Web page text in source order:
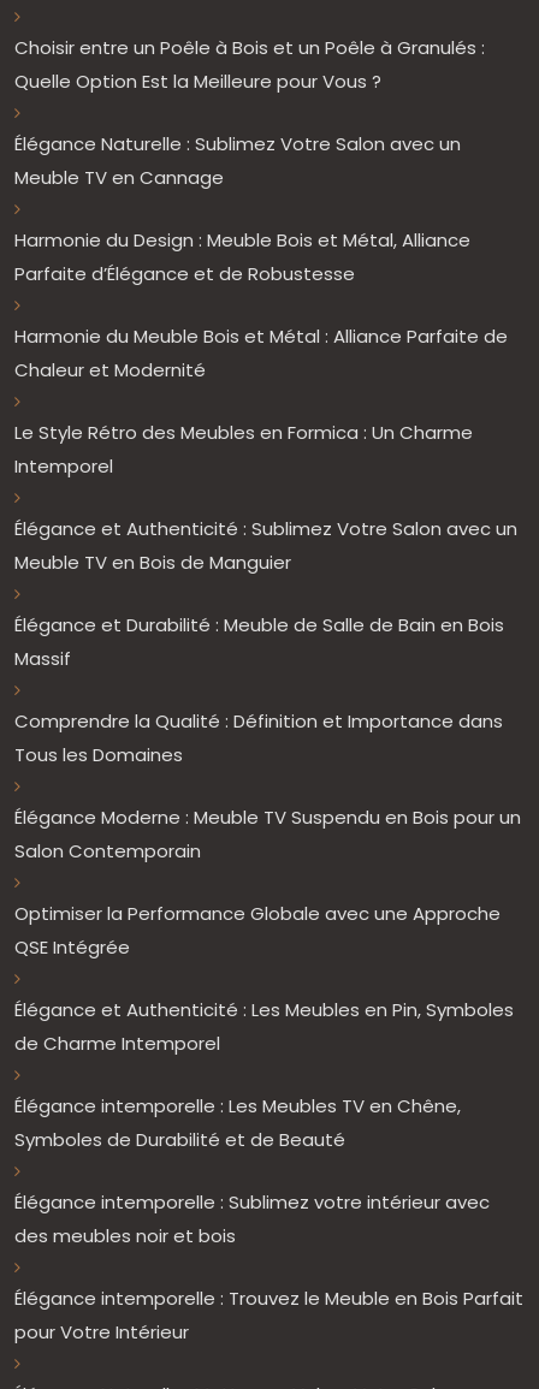
Choisir entre un Poêle à Bois et un Poêle à Granulés :
Quelle Option Est la Meilleure pour Vous ?
Élégance Naturelle : Sublimez Votre Salon avec un
Meuble TV en Cannage
Harmonie du Design : Meuble Bois et Métal, Alliance
Parfaite d’Élégance et de Robustesse
Harmonie du Meuble Bois et Métal : Alliance Parfaite de
Chaleur et Modernité
Le Style Rétro des Meubles en Formica : Un Charme
Intemporel
Élégance et Authenticité : Sublimez Votre Salon avec un
Meuble TV en Bois de Manguier
Élégance et Durabilité : Meuble de Salle de Bain en Bois
Massif
Comprendre la Qualité : Définition et Importance dans
Tous les Domaines
Élégance Moderne : Meuble TV Suspendu en Bois pour un
Salon Contemporain
Optimiser la Performance Globale avec une Approche
QSE Intégrée
Élégance et Authenticité : Les Meubles en Pin, Symboles
de Charme Intemporel
Élégance intemporelle : Les Meubles TV en Chêne,
Symboles de Durabilité et de Beauté
Élégance intemporelle : Sublimez votre intérieur avec
des meubles noir et bois
Élégance intemporelle : Trouvez le Meuble en Bois Parfait
pour Votre Intérieur